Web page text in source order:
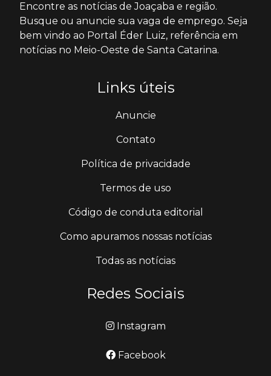
Encontre as notícias de Joaçaba e região.
Busque ou anuncie sua vaga de emprego. Seja
bem vindo ao Portal Éder Luiz, referência em
notícias no Meio-Oeste de Santa Catarina.
Links úteis
Anuncie
Contato
Política de privacidade
Termos de uso
Código de conduta editorial
Como apuramos nossas notícias
Todas as notícias
Redes Sociais
Instagram
Facebook